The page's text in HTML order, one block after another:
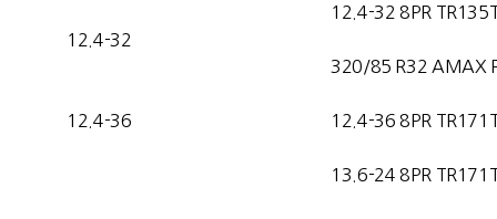
12.4-32
12.4-32 8PR
320/85 R32 AMAX
12.4-36 12.4-36 8PR
13.6-24 8PR